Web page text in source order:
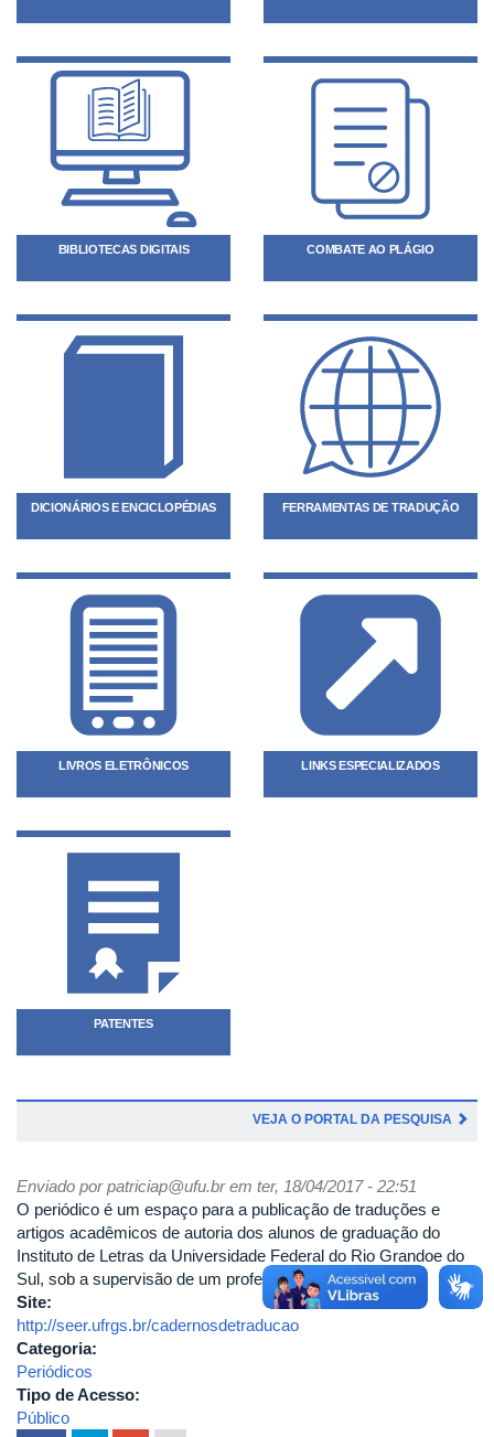
BIBLIOTECAS DIGITAIS COMBATE AO PLÁGIO
DICIONÁRIOS E ENCICLOPÉDIAS FERRAMENTAS DE TRADUÇÃO
LIVROS ELETRÔNICOS LINKS ESPECIALIZADOS
PATENTES
VEJA O PORTAL DA PESQUISA
Enviado porpatriciap@ufu.brem ter, 18/04/2017 - 22:51
O periódico é um espaço para a publicação de traduções e
artigos acadêmicos de autoria dos alunos de graduação do
Instituto de Letras da Universidade Federal do Rio Grandoe do
Sul, sob a supervisão de um professor.
Site:
http://seer.ufrgs.br/cadernosdetraducao
Categoria:
Periódicos
Tipo de Acesso:
Público